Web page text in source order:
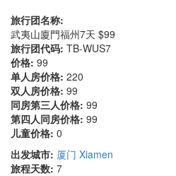
旅行团名称:
武夷山廈門福州7天 $99
旅行团代码: TB-WUS7
价格: 99
单人房价格: 220
双人房价格: 99
同房第三人价格: 99
第四人同房价格: 99
儿童价格: 0
出发城市: 厦门 Xiamen
旅程天数: 7